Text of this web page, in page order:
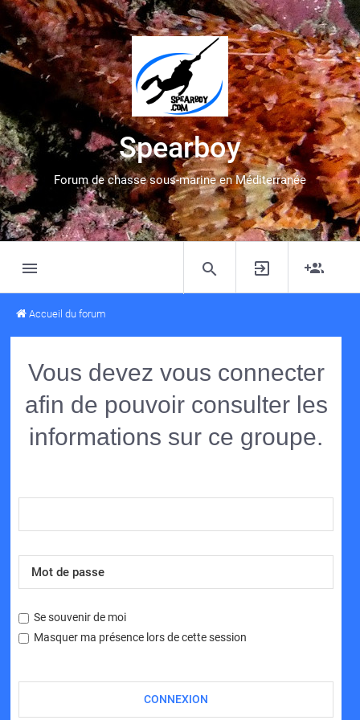
Spearboy
Forum de chasse sous-marine en Méditerranée
Accueil du forum
Vous devez vous connecter
afin de pouvoir consulter les
informations sur ce groupe.
Se souvenir de moi
Masquer ma présence lors de cette session